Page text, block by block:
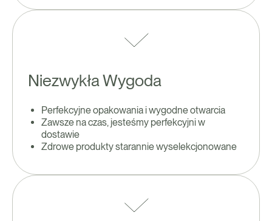
Niezwykła Wygoda
Perfekcyjne opakowania i wygodne otwarcia
Zawsze na czas, jesteśmy perfekcyjni w
dostawie
Zdrowe produkty starannie wyselekcjonowane